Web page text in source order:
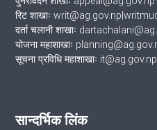
रिट शाखाः
दर्ता चलानी शाखाः
योजना महाशाखाः
सूचना प्रविधि महाशाखाः it@ag.gov.np
सान्दर्भिक लिंक